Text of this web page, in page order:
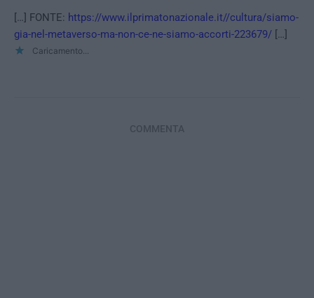
[…] FONTE: https://www.ilprimatonazionale.it//cultura/siamo-
gia-nel-metaverso-ma-non-ce-ne-siamo-accorti-223679/ […]
Caricamento...
COMMENTA